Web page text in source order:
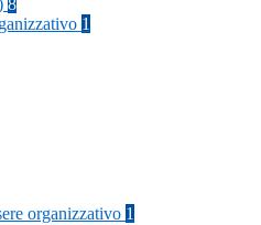
8
1
organizzativo 1